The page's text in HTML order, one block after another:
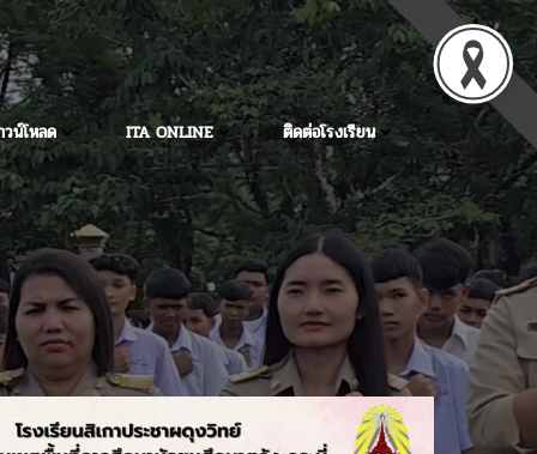
วน์โหลด ITA ONLINE ติดต่อโรงเรียน